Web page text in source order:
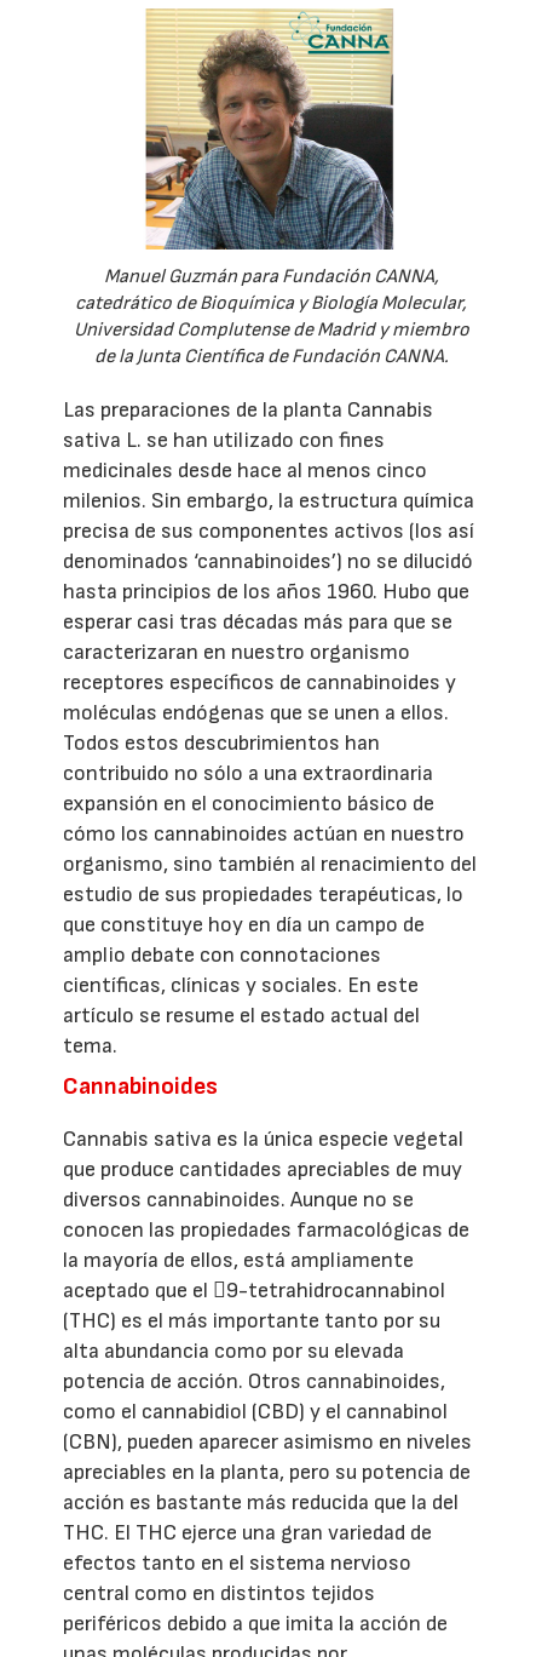
Manuel Guzmán para Fundación CANNA,
catedrático de Bioquímica y Biología Molecular,
Universidad Complutense de Madrid y miembro
de la Junta Científica de Fundación CANNA.
Las preparaciones de la planta Cannabis
sativa L. se han utilizado con fines
medicinales desde hace al menos cinco
milenios. Sin embargo, la estructura química
precisa de sus componentes activos (los así
denominados ‘cannabinoides’) no se dilucidó
hasta principios de los años 1960. Hubo que
esperar casi tras décadas más para que se
caracterizaran en nuestro organismo
receptores específicos de cannabinoides y
moléculas endógenas que se unen a ellos.
Todos estos descubrimientos han
contribuido no sólo a una extraordinaria
expansión en el conocimiento básico de
cómo los cannabinoides actúan en nuestro
organismo, sino también al renacimiento del
estudio de sus propiedades terapéuticas, lo
que constituye hoy en día un campo de
amplio debate con connotaciones
científicas, clínicas y sociales. En este
artículo se resume el estado actual del
tema.
Cannabinoides
Cannabis sativa es la única especie vegetal
que produce cantidades apreciables de muy
diversos cannabinoides. Aunque no se
conocen las propiedades farmacológicas de
la mayoría de ellos, está ampliamente
aceptado que el 9-tetrahidrocannabinol
(THC) es el más importante tanto por su
alta abundancia como por su elevada
potencia de acción. Otros cannabinoides,
como el cannabidiol (CBD) y el cannabinol
(CBN), pueden aparecer asimismo en niveles
apreciables en la planta, pero su potencia de
acción es bastante más reducida que la del
THC. El THC ejerce una gran variedad de
efectos tanto en el sistema nervioso
central como en distintos tejidos
periféricos debido a que imita la acción de